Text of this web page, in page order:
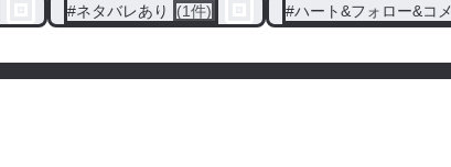
#ネタバレあり (1件) #ハート&フォロー&コ